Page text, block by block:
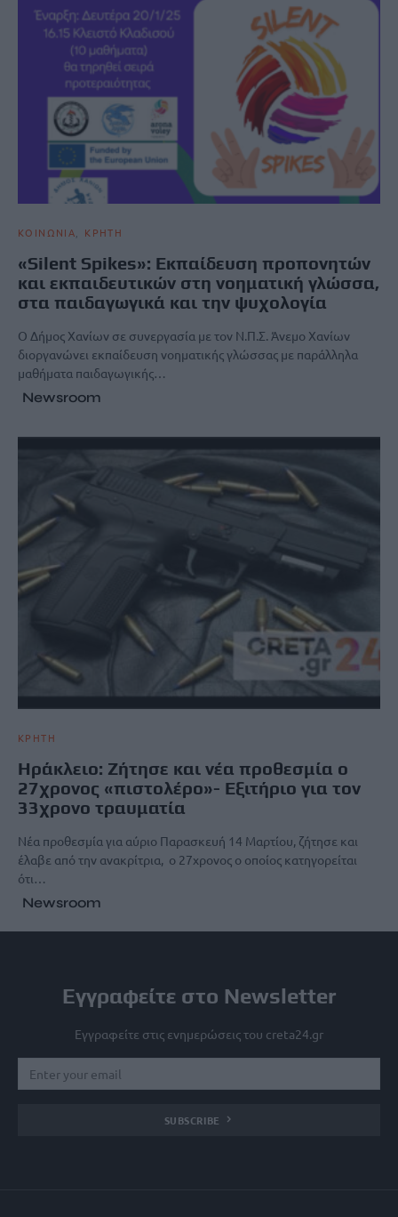
ΚΟΙΝΩΝΙΑ ΚΡΗΤΗ
«Silent Spikes»: Εκπαίδευση προπονητών
και εκπαιδευτικών στη νοηματική γλώσσα,
στα παιδαγωγικά και την ψυχολογία
Ο Δήμος Χανίων σε συνεργασία με τον Ν.Π.Σ. Άνεμο Χανίων
διοργανώνει εκπαίδευση νοηματικής γλώσσας με παράλληλα
μαθήματα παιδαγωγικής…
Newsroom
ΚΡΗΤΗ
Ηράκλειο: Ζήτησε και νέα προθεσμία ο
27χρονος «πιστολέρο»- Εξιτήριο για τον
33χρονο τραυματία
Νέα προθεσμία για αύριο Παρασκευή 14 Μαρτίου, ζήτησε και
έλαβε από την ανακρίτρια, ο 27χρονος ο οποίος κατηγορείται
ότι…
Newsroom
Εγγραφείτε στο Newsletter
Εγγραφείτε στις ενημερώσεις του creta24.gr
SUBSCRIBE